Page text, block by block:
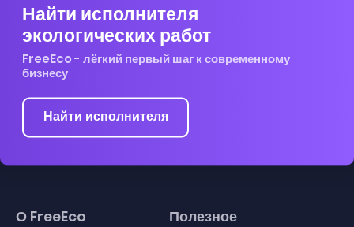
Найти исполнителя
экологических работ
FreeEco - лёгкий первый шаг к современному
бизнесу
Найти исполнителя
О FreeEco Полезное